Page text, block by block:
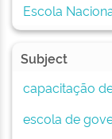
Escola
Subject
capacitação
escola de